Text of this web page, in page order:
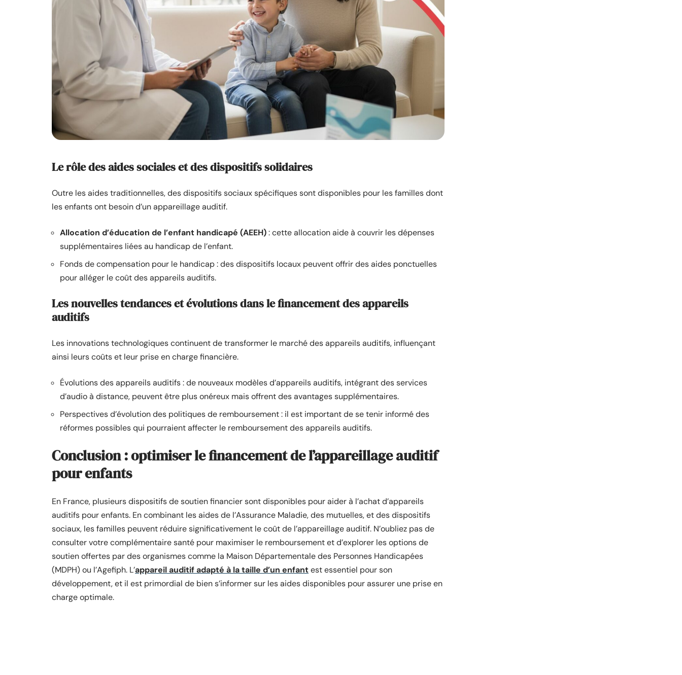
Le rôle des aides sociales et des dispositifs solidaires
Outre les aides traditionnelles, des dispositifs sociaux spécifiques sont disponibles pour les familles dont
les enfants ont besoin d’un appareillage auditif.
Allocation d’éducation de l’enfant handicapé (AEEH): cette allocation aide à couvrir les dépenses
supplémentaires liées au handicap de l’enfant.
Fonds de compensation pour le handicap : des dispositifs locaux peuvent offrir des aides ponctuelles
pour alléger le coût des appareils auditifs.
Les nouvelles tendances et évolutions dans le financement des appareils
auditifs
Les innovations technologiques continuent de transformer le marché des appareils auditifs, influençant
ainsi leurs coûts et leur prise en charge financière.
Évolutions des appareils auditifs : de nouveaux modèles d’appareils auditifs, intégrant des services
d’audio à distance, peuvent être plus onéreux mais offrent des avantages supplémentaires.
Perspectives d’évolution des politiques de remboursement : il est important de se tenir informé des
réformes possibles qui pourraient affecter le remboursement des appareils auditifs.
Conclusion : optimiser le financement de l’appareillage auditif
pour enfants
En France, plusieurs dispositifs de soutien financier sont disponibles pour aider à l’achat d’appareils
auditifs pour enfants. En combinant les aides de l’Assurance Maladie, des mutuelles, et des dispositifs
sociaux, les familles peuvent réduire significativement le coût de l’appareillage auditif. N’oubliez pas de
consulter votre complémentaire santé pour maximiser le remboursement et d’explorer les options de
soutien offertes par des organismes comme la Maison Départementale des Personnes Handicapées
(MDPH) ou l’Agefiph. L’appareil auditif adapté à la taille d’un enfantest essentiel pour son
développement, et il est primordial de bien s’informer sur les aides disponibles pour assurer une prise en
charge optimale.